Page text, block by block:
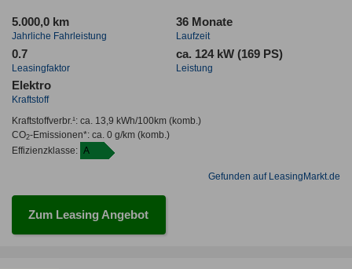
5.000,0 km
Jahrliche Fahrleistung
36 Monate
Laufzeit
0.7
Leasingfaktor
ca. 124 kW (169 PS)
Leistung
Elektro
Kraftstoff
Kraftstoffverbr.¹: ca. 13,9 kWh/100km(komb.)
CO2-Emissionen*: ca. 0 g/km(komb.)
Effizienzklasse: A
Gefunden auf LeasingMarkt.de
Zum Leasing Angebot